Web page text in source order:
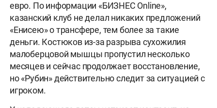
евро. По информации «БИЗНЕС Online»,
казанский клуб не делал никаких предложений
«Енисею» о трансфере, тем более за такие
деньги. Костюков из-за разрыва сухожилия
малоберцовой мышцы пропустил несколько
месяцев и сейчас продолжает восстановление,
но «Рубин» действительно следит за ситуацией с
игроком.